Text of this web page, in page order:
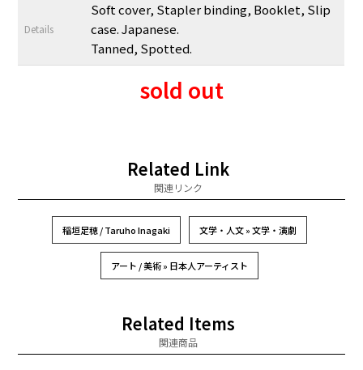
Details
Soft cover, Stapler binding, Booklet, Slip
case. Japanese.
Tanned, Spotted.
sold out
Related Link
関連リンク
稲垣足穂 / Taruho Inagaki 文学・人文 » 文学・演劇
アート / 美術 » 日本人アーティスト
Related Items
関連商品